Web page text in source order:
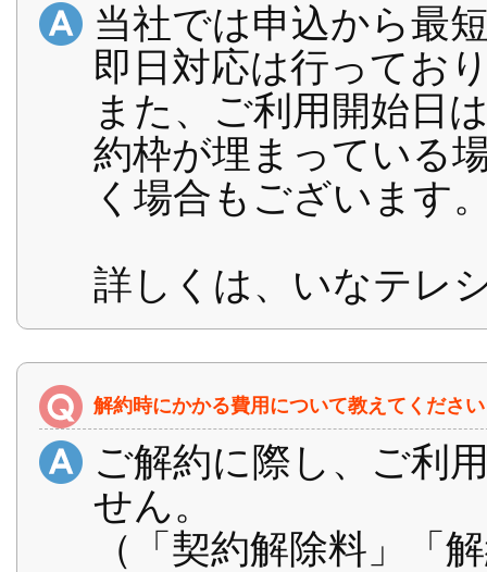
当社では申込から最
即日対応は行ってお
また、ご利用開始日
約枠が埋まっている
く場合もございます
詳しくは、いなテレ
解約時にかかる費用について教えてください
ご解約に際し、ご利
せん。
（「契約解除料」「